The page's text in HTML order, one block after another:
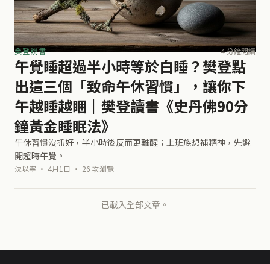
樊登說書 4 分鐘閱讀
午覺睡超過半小時等於白睡？樊登點
出這三個「致命午休習慣」，讓你下
午越睡越睏｜樊登讀書《史丹佛90分
鐘黃金睡眠法》
午休習慣沒抓好，半小時後反而更難醒；上班族想補精神，先避
開超時午覺。
沈以寧 · 4月1日 · 26 次瀏覽
已載入全部文章。